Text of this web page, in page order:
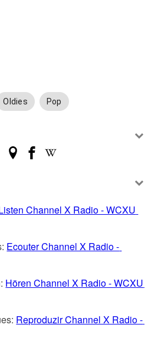
Oldies Pop
Channel X Radio - WCXU
Ecouter Channel X Radio -
Hören Channel X Radio - WCXU
Reproduzir Channel X Radio -